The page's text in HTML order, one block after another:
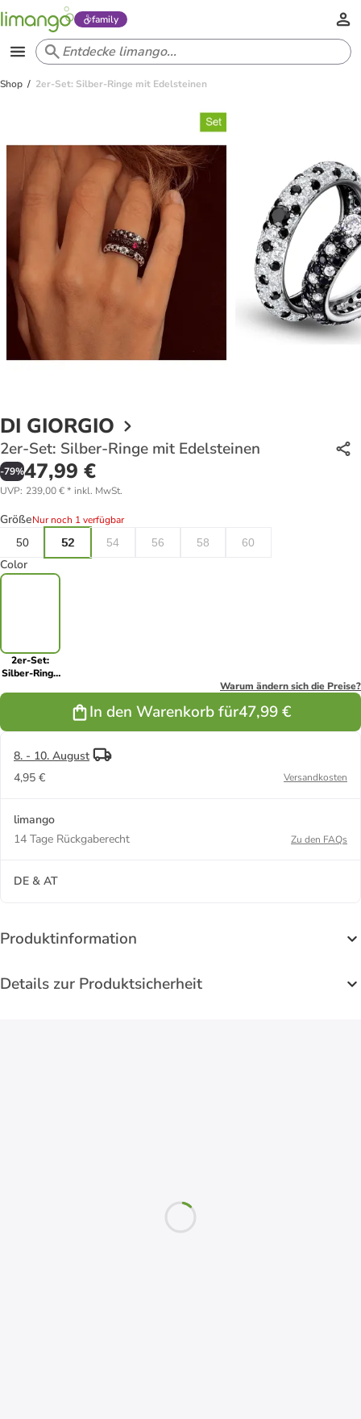
family
Shop 2er-Set: Silber-Ringe mit Edelsteinen
DI GIORGIO
2er-Set: Silber-Ringe mit Edelsteinen
-79%47,99 €
UVP: 239,00 €* inkl. MwSt.
GrößeNur noch 1 verfügbar
50
52 54 56 58 60
Color
2er-Set:
Silber-Ringe
Warum ändern sich die Preise?
In den Warenkorb für47,99 €
8. - 10. August
4,95 €
Versandkosten
limango
14 Tage Rückgaberecht
Zu den FAQs
DE & AT
Produktinformation
Details zur Produktsicherheit